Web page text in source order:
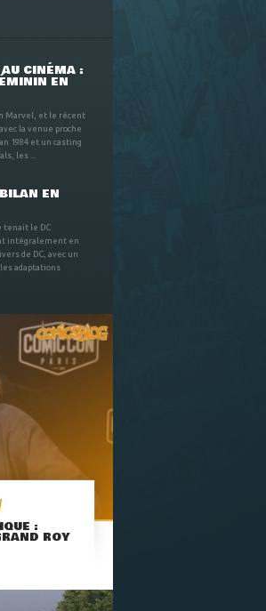
CINÉMA :
EN
Marvel, et le récent
la venue proche
1984 et un casting
les ...
EN
tenait le DC
intégralement en
de DC, avec un
adaptations
:
ROY